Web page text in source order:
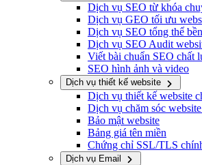
Dịch vụ SEO từ khóa
Dịch vụ GEO tối ưu
Dịch vụ SEO tổng thể
Dịch vụ SEO Audit
Viết bài chuẩn SEO chất
SEO hình ảnh và video
Dịch vụ thiết kế website
Dịch vụ thiết kế website
Dịch vụ chăm sóc
Bảo mật website
Bảng giá tên miền
Chứng chỉ SSL/TLS
Dịch vụ Email